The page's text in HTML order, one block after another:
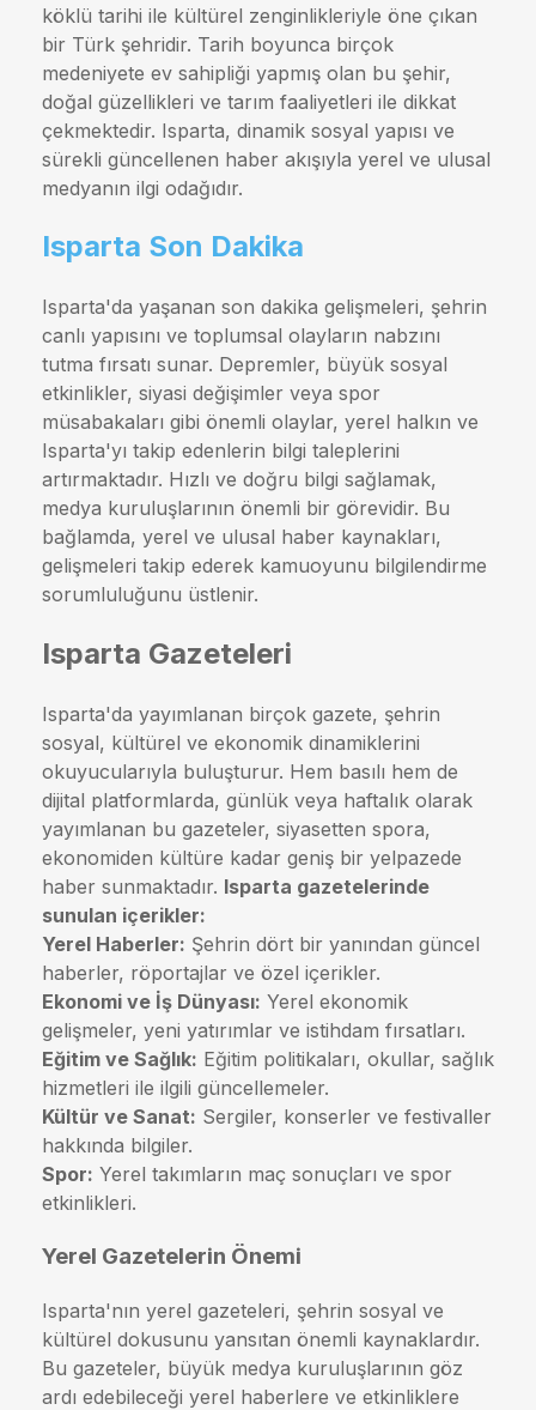
köklü tarihi ile kültürel zenginlikleriyle öne çıkan
bir Türk şehridir. Tarih boyunca birçok
medeniyete ev sahipliği yapmış olan bu şehir,
doğal güzellikleri ve tarım faaliyetleri ile dikkat
çekmektedir. Isparta, dinamik sosyal yapısı ve
sürekli güncellenen haber akışıyla yerel ve ulusal
medyanın ilgi odağıdır.
Isparta Son Dakika
Isparta'da yaşanan son dakika gelişmeleri, şehrin
canlı yapısını ve toplumsal olayların nabzını
tutma fırsatı sunar. Depremler, büyük sosyal
etkinlikler, siyasi değişimler veya spor
müsabakaları gibi önemli olaylar, yerel halkın ve
Isparta'yı takip edenlerin bilgi taleplerini
artırmaktadır. Hızlı ve doğru bilgi sağlamak,
medya kuruluşlarının önemli bir görevidir. Bu
bağlamda, yerel ve ulusal haber kaynakları,
gelişmeleri takip ederek kamuoyunu bilgilendirme
sorumluluğunu üstlenir.
Isparta Gazeteleri
Isparta'da yayımlanan birçok gazete, şehrin
sosyal, kültürel ve ekonomik dinamiklerini
okuyucularıyla buluşturur. Hem basılı hem de
dijital platformlarda, günlük veya haftalık olarak
yayımlanan bu gazeteler, siyasetten spora,
ekonomiden kültüre kadar geniş bir yelpazede
haber sunmaktadır. Isparta gazetelerinde
sunulan içerikler:
Yerel Haberler: Şehrin dört bir yanından güncel
haberler, röportajlar ve özel içerikler.
Ekonomi ve İş Dünyası: Yerel ekonomik
gelişmeler, yeni yatırımlar ve istihdam fırsatları.
Eğitim ve Sağlık: Eğitim politikaları, okullar, sağlık
hizmetleri ile ilgili güncellemeler.
Kültür ve Sanat: Sergiler, konserler ve festivaller
hakkında bilgiler.
Spor: Yerel takımların maç sonuçları ve spor
etkinlikleri.
Yerel Gazetelerin Önemi
Isparta'nın yerel gazeteleri, şehrin sosyal ve
kültürel dokusunu yansıtan önemli kaynaklardır.
Bu gazeteler, büyük medya kuruluşlarının göz
ardı edebileceği yerel haberlere ve etkinliklere